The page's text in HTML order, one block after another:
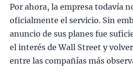
Por ahora, la empresa todavía
oficialmente el servicio. Sin
anuncio de sus planes fue
el interés de Wall Street y
entre las compañías más